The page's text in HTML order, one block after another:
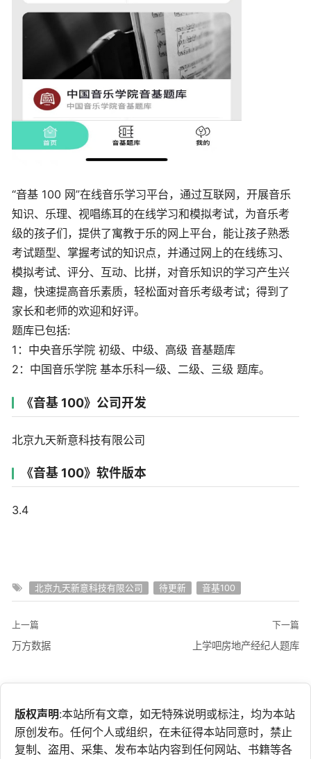
“音基 100 网”在线音乐学习平台，通过互联网，开展音乐
知识、乐理、视唱练耳的在线学习和模拟考试，为音乐考
级的孩子们，提供了寓教于乐的网上平台，能让孩子熟悉
考试题型、掌握考试的知识点，并通过网上的在线练习、
模拟考试、评分、互动、比拼，对音乐知识的学习产生兴
趣，快速提高音乐素质，轻松面对音乐考级考试；得到了
家长和老师的欢迎和好评。
题库已包括:
1：中央音乐学院 初级、中级、高级 音基题库
2：中国音乐学院 基本乐科一级、二级、三级 题库。
《音基 100》公司开发
北京九天新意科技有限公司
《音基 100》软件版本
3.4
北京九天新意科技有限公司 待更新 音基100
上一篇
万方数据
下一篇
上学吧房地产经纪人题库
版权声明:本站所有文章，如无特殊说明或标注，均为本站
原创发布。任何个人或组织，在未征得本站同意时，禁止
复制、盗用、采集、发布本站内容到任何网站、书籍等各